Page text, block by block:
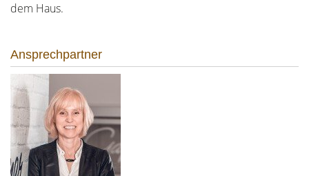
dem Haus.
Ansprechpartner